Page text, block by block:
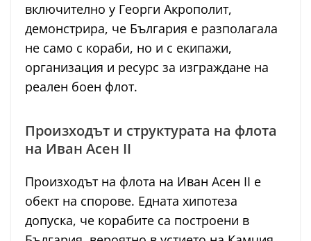
включително у Георги Акрополит,
демонстрира, че България е разполагала
не само с кораби, но и с екипажи,
организация и ресурс за изграждане на
реален боен флот.
Произходът и структурата на флота
на Иван Асен II
Произходът на флота на Иван Асен II е
обект на спорове. Едната хипотеза
допуска, че корабите са построени в